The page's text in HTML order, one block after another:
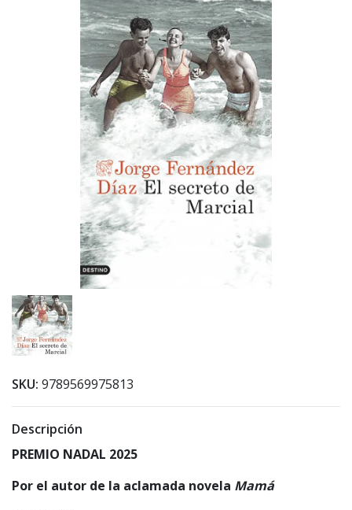
SKU: 9789569975813
Descripción
PREMIO NADAL 2025
Por el autor de la aclamada novela Mamá